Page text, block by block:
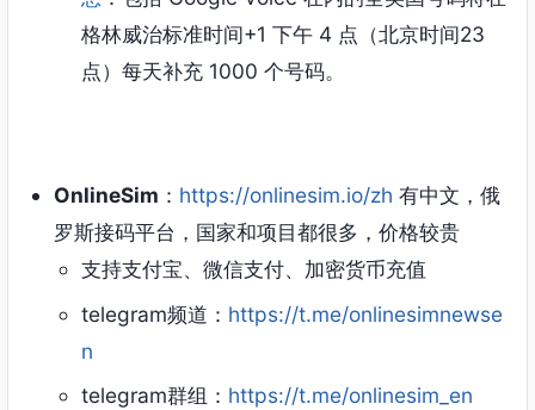
格林威治标准时间+1 下午 4 点（北京时间23
点）每天补充 1000 个号码。
OnlineSim ： https://onlinesim.io/zh 有中文，俄
罗斯接码平台，国家和项目都很多，价格较贵
支持支付宝、微信支付、加密货币充值
telegram频道： https://t.me/onlinesimnewse
n
telegram群组： https://t.me/onlinesim_en